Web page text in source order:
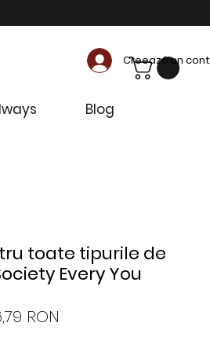
Blog
Creează un cont
toate tipurile de
Every You
RON